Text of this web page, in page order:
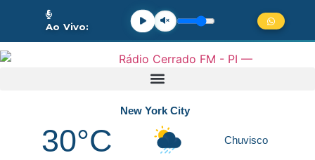
New York City
30°C Chuvisco
Ao Vivo: